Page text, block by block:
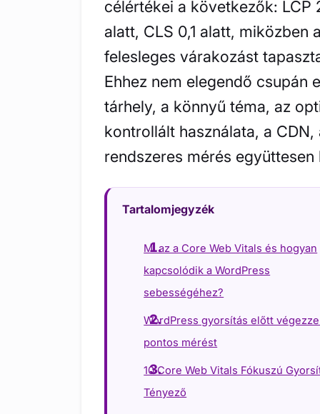
célértékei a következők:
alatt, CLS 0,1 alatt, miközben
felesleges várakozást
Ehhez nem elegendő csupán
tárhely, a könnyű téma, az
kontrollált használata, a
rendszeres mérés együttesen
Tartalomjegyzék
Mi az a Core Web Vitals és hogyan
kapcsolódik a WordPress
sebességéhez?
WordPress gyorsítás előtt
pontos mérést
10 Core Web Vitals Fókuszú
Tényező